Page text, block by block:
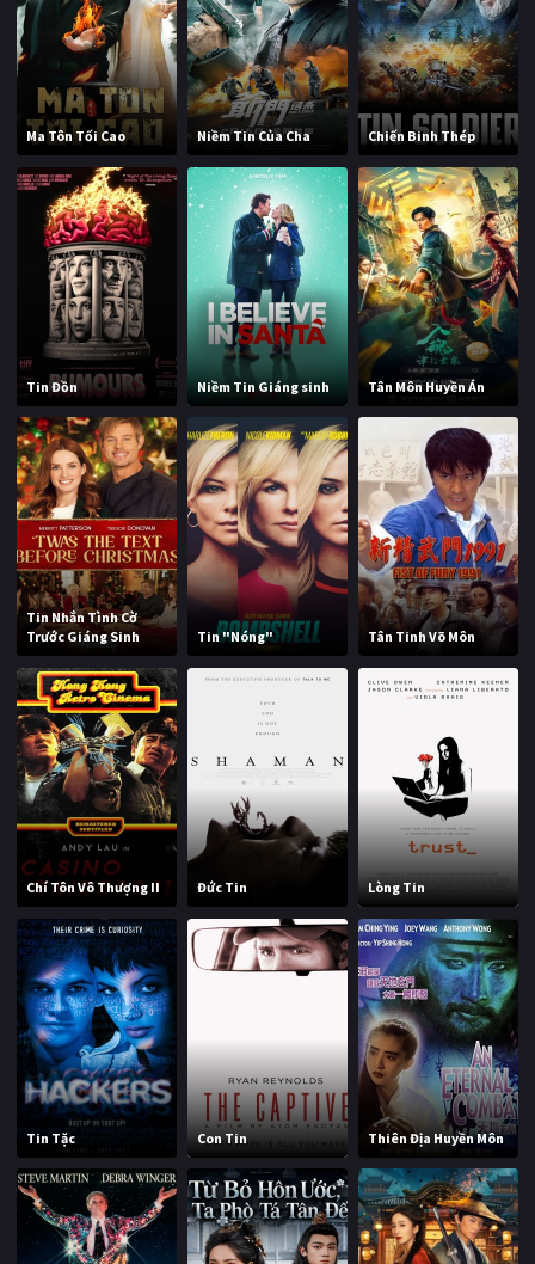
Ma Tôn Tối Cao Niềm Tin Của Cha Chiến Binh Thép
Tin Đồn Niềm Tin Giáng sinh Tân Môn Huyền Án
Tin Nhắn Tình Cờ
Trước Giáng Sinh
Tin "Nóng" Tân Tinh Võ Môn
Chí Tôn Vô Thượng II Đức Tin Lòng Tin
Tin Tặc Con Tin Thiên Địa Huyền Môn